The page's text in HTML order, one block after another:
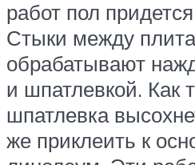
работ пол
Стыки между
обрабатывают
и шпатлевкой. Как
шпатлевка
же приклеить к